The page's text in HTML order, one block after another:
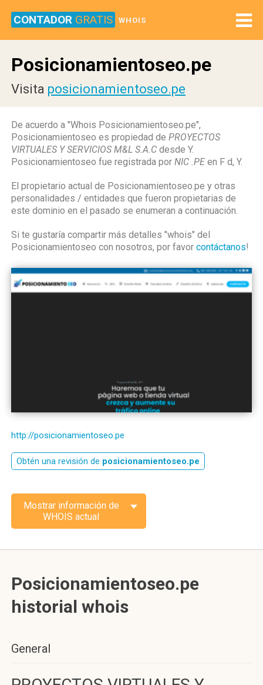
CONTADOR GRATIS WHOIS
Posicionamientoseo.pe
Visita posicionamientoseo.pe
De acuerdo a "Whois Posicionamientoseo.pe",
Posicionamientoseo es propiedad de PROYECTOS
VIRTUALES Y SERVICIOS M&L S.A.C desde Y.
Posicionamientoseo fue registrada por NIC .PEen F d, Y.
El propietario actual de Posicionamientoseo.pe y otras
personalidades / entidades que fueron propietarias de
este dominio en el pasado se enumeran a continuación.
Si te gustaría compartir más detalles "whois" del
Posicionamientoseo con nosotros, por favor contáctanos!
http://posicionamientoseo.pe
Obtén una revisión de posicionamientoseo.pe
Mostrar información de
WHOIS actual
Posicionamientoseo.pe
historial whois
General